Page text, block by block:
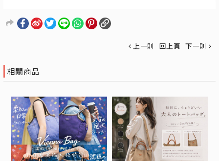
上一則 回上頁 下一則
相關商品